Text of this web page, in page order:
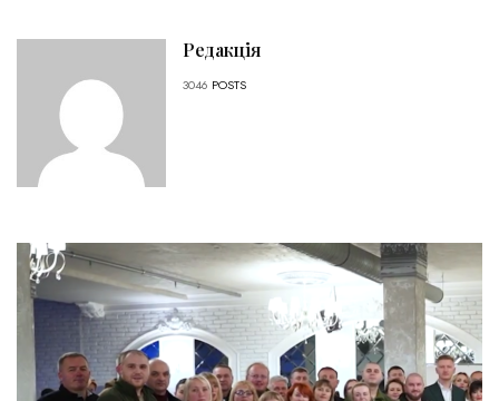
Редакція
3046 POSTS